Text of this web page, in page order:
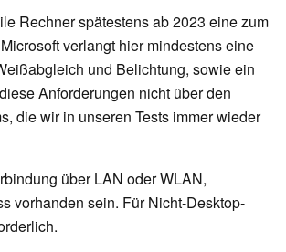
Rechner spätestens ab 2023 eine zum
verlangt hier mindestens eine
und Belichtung, sowie ein
Anforderungen nicht über den
die wir in unseren Tests immer wieder
über LAN oder WLAN,
vorhanden sein. Für Nicht-Desktop-